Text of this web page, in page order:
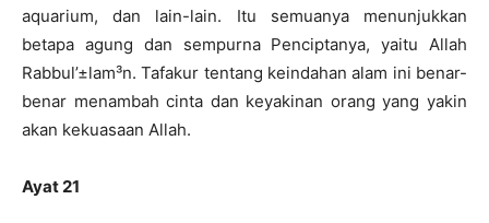
aquarium, dan lain-lain. Itu semuanya menunjukkan
betapa agung dan sempurna Penciptanya, yaitu Allah
Rabbul’±lam³n. Tafakur tentang keindahan alam ini benar-
benar menambah cinta dan keyakinan orang yang yakin
akan kekuasaan Allah.
Ayat 21